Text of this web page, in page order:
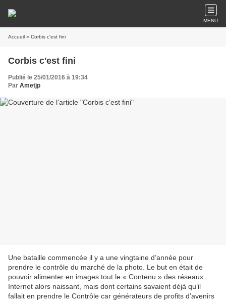
MENU
Accueil » Corbis c'est fini
Corbis c'est fini
Publié le 25/01/2016 à 19:34
Par Ametjp
Une bataille commencée il y a une vingtaine d’année pour
prendre le contrôle du marché de la photo. Le but en était de
pouvoir alimenter en images tout le « Contenu » des réseaux
Internet alors naissant, mais dont certains savaient déjà qu’il
fallait en prendre le Contrôle car générateurs de profits d’avenirs